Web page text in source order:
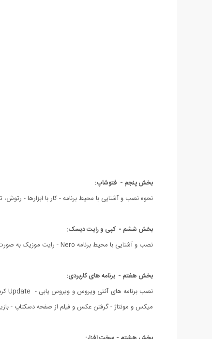
بخش پنجم - فتوشاپ:
نحوه نصب و آشنایی با محیط برنامه - کار با ابزارها -
بخش ششم - کپی و رایت دیسک:
نصب و آشنایی با محیط برنامه Nero - رایت موزیک به صورت MP3 و Audio - رایت فیلم به صورت VCD و DVD - آشنایی با برنامه و ایمیج گرفتن از CD .
بخش هفتم - برنامه های کاربردی:
میکس و مونتاژ - گرفتن عکس و فیلم از صفحه دسکتاپ -